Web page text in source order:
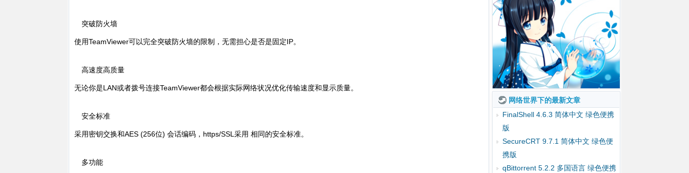
突破防火墙
使用TeamViewer可以完全突破防火墙的限制，无需担心是否是固定IP。
高速度高质量
无论你是LAN或者拨号连接TeamViewer都会根据实际网络状况优化传输速度和显示质量。
安全标准
采用密钥交换和AES (256位) 会话编码，https/SSL采用 相同的安全标准。
多功能
网络世界下的最新文章
FinalShell 4.6.3 简体中文 绿色便携
版
SecureCRT 9.7.1 简体中文 绿色便
携版
qBittorrent 5.2.2 多国语言 绿色便携